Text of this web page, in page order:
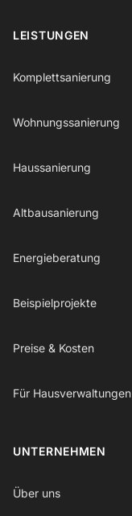
LEISTUNGEN
Komplettsanierung
Wohnungssanierung
Haussanierung
Altbausanierung
Energieberatung
Beispielprojekte
Preise & Kosten
Für Hausverwaltungen
UNTERNEHMEN
Über uns